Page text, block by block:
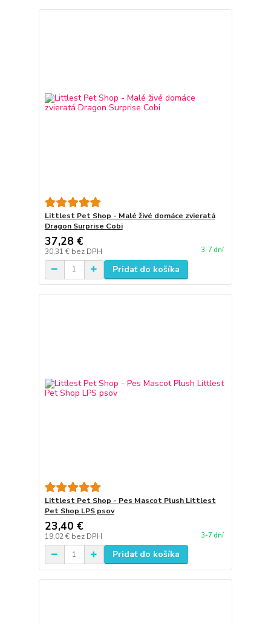
Littlest Pet Shop - Malé živé domáce zvieratá
Dragon Surprise Cobi
37,28 €
30,31 € bez DPH 3-7 dní
Pridať do košíka
Littlest Pet Shop - Pes Mascot Plush Littlest
Pet Shop LPS psov
23,40 €
19,02 € bez DPH 3-7 dní
Pridať do košíka